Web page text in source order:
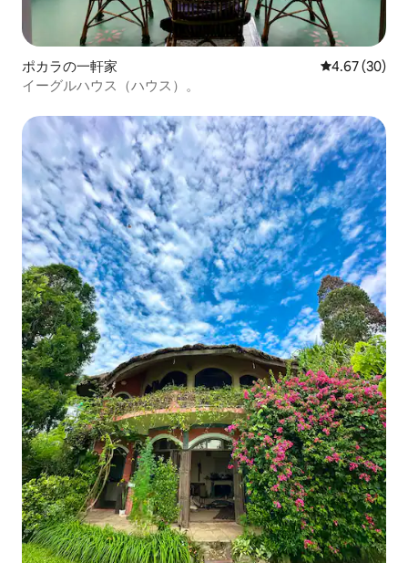
ポカラの一軒家 レビュー30
4.67 (30)
イーグルハウス（ハウス）。